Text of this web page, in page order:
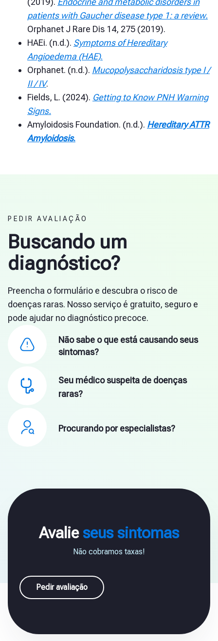
patients with Gaucher disease type 1: a review.
Orphanet J Rare Dis 14, 275 (2019).
HAEi. (n.d.). Symptoms of Hereditary
Angioedema (HAE).
Orphanet. (n.d.). Mucopolysaccharidosis type I /
II / IV.
Fields, L. (2024). Getting to Know PNH Warning
Signs.
Amyloidosis Foundation. (n.d.). Hereditary ATTR
Amyloidosis.
PEDIR AVALIAÇÃO
Buscando um
diagnóstico?
Preencha o formulário e descubra o risco de
doenças raras. Nosso serviço é gratuito, seguro e
pode ajudar no diagnóstico precoce.
Não sabe o que está causando seus
sintomas?
Seu médico suspeita de doenças
raras?
Procurando por especialistas?
Avalie seus sintomas
Não cobramos taxas!
Pedir avaliação